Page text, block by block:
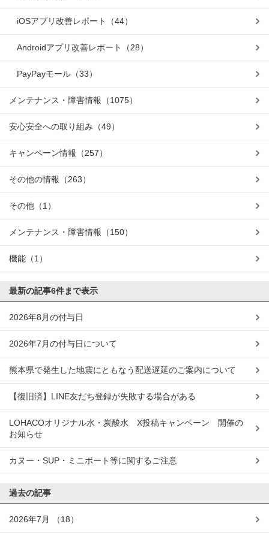
iOSアプリ改善レポート （44）
Androidアプリ改善レポート （28）
PayPayモール （33）
メンテナンス・障害情報 （1075）
安心安全への取り組み （49）
キャンペーン情報 （257）
その他の情報 （263）
その他 （1）
メンテナンス・障害情報 （150）
機能 （1）
最新の記事6件まで表示
2026年8月の付与日
2026年7月の付与日について
熊本県で発生した地震にともなう配送遅延のご案内について
【復旧済】LINE友だち登録が失敗する場合がある
LOHACOオリジナル水・炭酸水 X投稿キャンペーン 開催の
お知らせ
カヌー・SUP・ミニボート等に関するご注意
過去の記事
2026年7月 （18）